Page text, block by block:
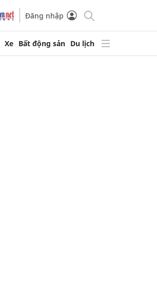
Đăng nhập
Xe Bất động sản Du lịch